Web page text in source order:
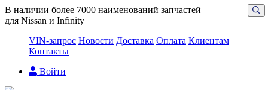
В наличии более 7000 наименований запчастей
для Nissan и Infinity
VIN-запрос Новости Доставка Оплата Клиентам
Контакты
Войти